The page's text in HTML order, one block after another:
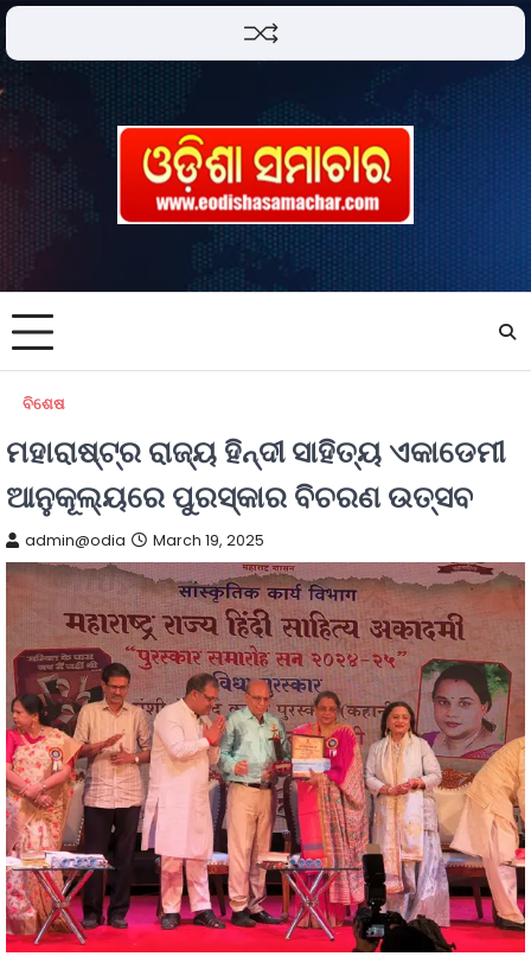
ବିଶେଷ
ମହାରାଷ୍ଟ୍ର ରାଜ୍ୟ ହିନ୍ଦୀ ସାହିତ୍ୟ ଏକାଡେମୀ
ଆନୁକୂଲ୍ୟରେ ପୁରସ୍କାର ବିଚରଣ ଉତ୍ସବ
admin@odia March 19, 2025